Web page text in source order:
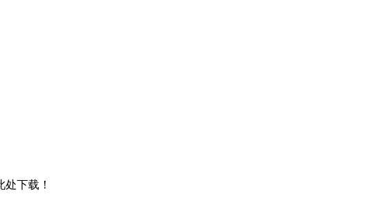
下载！